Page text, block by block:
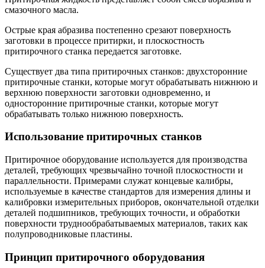
смазочного масла.
Острые края абразива постепенно срезают поверхность
заготовки в процессе притирки, и плоскостность
притирочного станка передается заготовке.
Существует два типа притирочных станков: двухсторонние
притирочные станки, которые могут обрабатывать нижнюю и
верхнюю поверхности заготовки одновременно, и
односторонние притирочные станки, которые могут
обрабатывать только нижнюю поверхность.
Использование притирочных станков
Притирочное оборудование используется для производства
деталей, требующих чрезвычайно точной плоскостности и
параллельности. Примерами служат концевые калибры,
используемые в качестве стандартов для измерения длины и
калибровки измерительных приборов, окончательной отделки
деталей подшипников, требующих точности, и обработки
поверхности труднообрабатываемых материалов, таких как
полупроводниковые пластины.
Принцип притирочного оборудования